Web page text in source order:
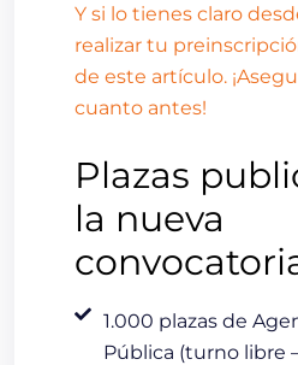
Y si lo tienes claro
realizar tu
de este artículo.
cuanto antes!
Plazas
la nueva
1.000 plazas de
Pública (turno libre